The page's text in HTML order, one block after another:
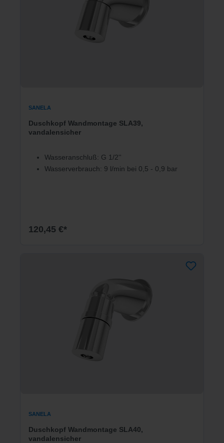
SANELA
Duschkopf Wandmontage SLA39,
vandalensicher
Wasseranschluß: G 1/2''
Wasserverbrauch: 9 l/min bei 0,5 - 0,9 bar
120,45 €*
SANELA
Duschkopf Wandmontage SLA40,
vandalensicher